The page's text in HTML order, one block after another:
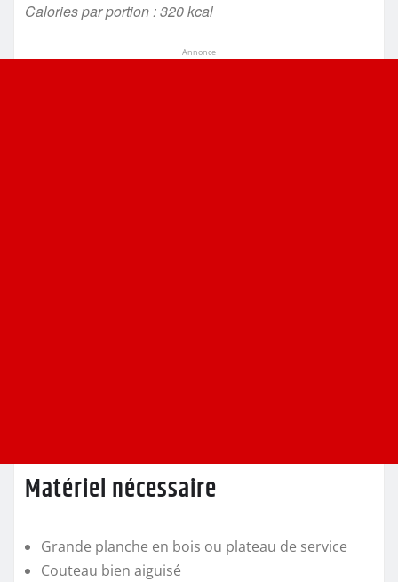
Calories par portion : 320 kcal
Annonce
Matériel nécessaire
Grande planche en bois ou plateau de service
Couteau bien aiguisé